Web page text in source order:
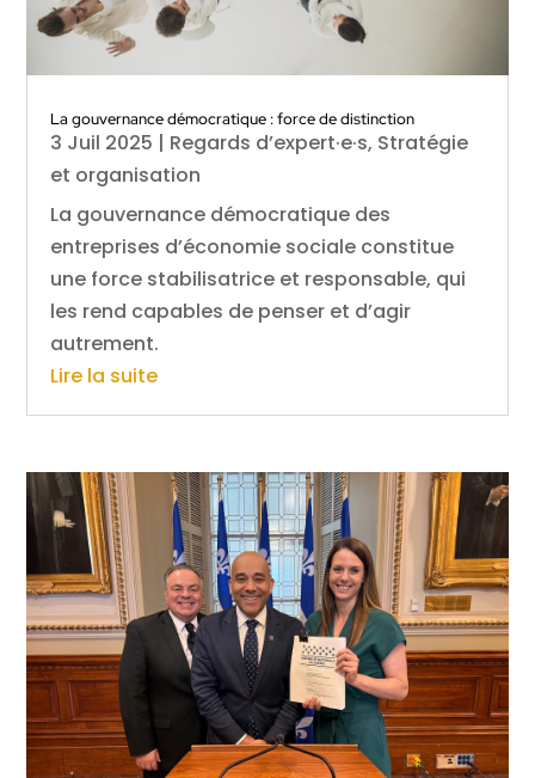
La gouvernance démocratique : force de distinction
3 Juil 2025 | Regards d’expert·e·s, Stratégie
et organisation
La gouvernance démocratique des
entreprises d’économie sociale constitue
une force stabilisatrice et responsable, qui
les rend capables de penser et d’agir
autrement.
Lire la suite